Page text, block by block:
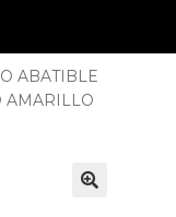
ABATIBLE
AMARILLO